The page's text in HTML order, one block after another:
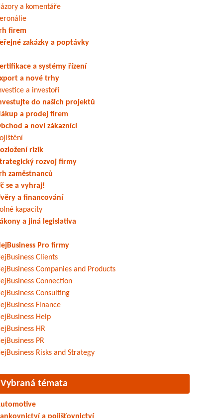
a komentáře
firem
zakázky a poptávky
a systémy řízení
a nové trhy
a investoři
do našich projektů
a prodej firem
a noví zákaznící
rizik
rozvoj firmy
zaměstnanců
se a vyhraj!
a financování
kapacity
a jiná legislativa
Pro firmy
Clients
Companies and Products
Connection
Consulting
Finance
Help
HR
PR
Risks and Strategy
Vybraná témata